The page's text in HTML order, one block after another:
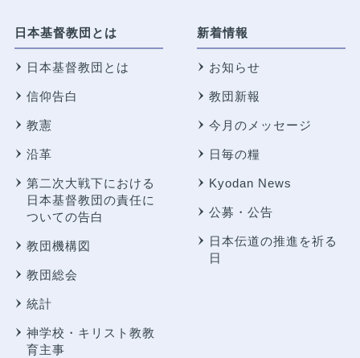
日本基督教団とは
日本基督教団とは
信仰告白
教憲
沿革
第二次大戦下における
日本基督教団の責任に
ついての告白
教団機構図
教団総会
統計
神学校・キリスト教教
育主事
新着情報
お知らせ
教団新報
今月のメッセージ
日毎の糧
Kyodan News
公募・公告
日本伝道の推進を祈る
日